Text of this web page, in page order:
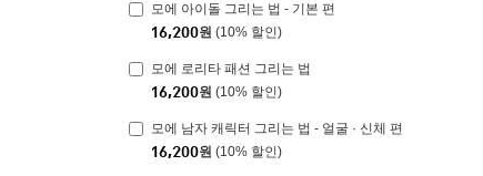
모에 아이돌 그리는 법 - 기본 편
16,200원 (10% 할인)
모에 로리타 패션 그리는 법
16,200원 (10% 할인)
모에 남자 캐릭터 그리는 법 - 얼굴 · 신체 편
16,200원 (10% 할인)